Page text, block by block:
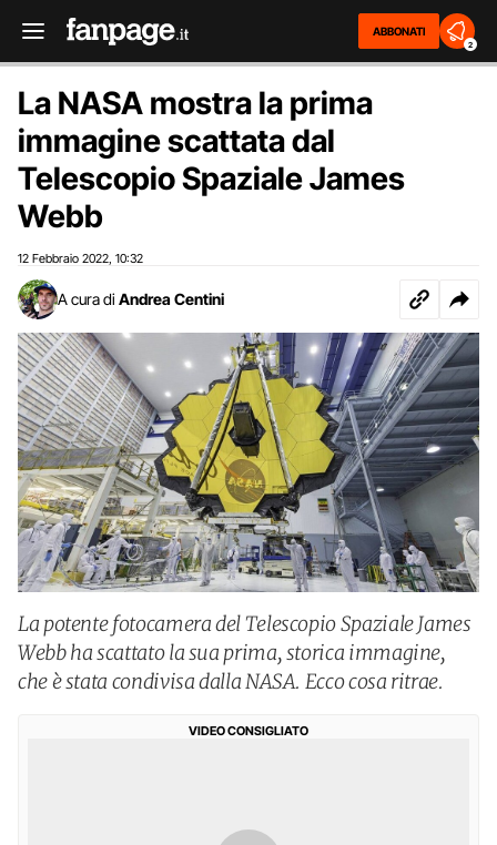
ABBONATI
2
La NASA mostra la prima
immagine scattata dal
Telescopio Spaziale James
Webb
12 Febbraio 2022 10:32
A cura di Andrea Centini
La potente fotocamera del Telescopio Spaziale James
Webb ha scattato la sua prima, storica immagine,
che è stata condivisa dalla NASA. Ecco cosa ritrae.
VIDEO CONSIGLIATO